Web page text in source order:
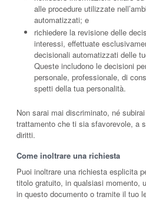
alle procedure utilizzate
automatizzati; e
richiedere la revisione delle
interessi, effettuate
decisionali automatizzati delle
Queste includono le decisioni
personale, professionale, di
spetti della tua personalità.
Non sarai mai discriminato, né
trattamento che ti sia sfavorevole, a
diritti.
Come inoltrare una richiesta
Puoi inoltrare una richiesta esplicita
titolo gratuito, in qualsiasi momento,
in questo documento o tramite il tuo